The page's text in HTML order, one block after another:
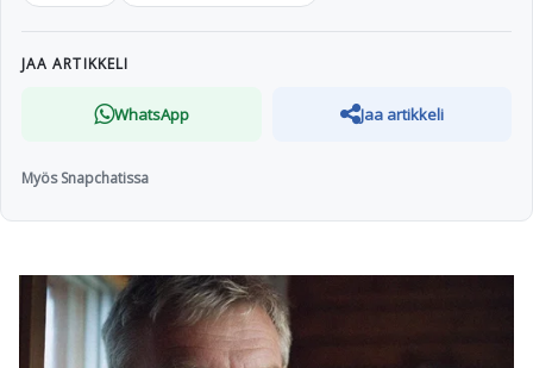
JAA ARTIKKELI
WhatsApp Jaa artikkeli
Myös Snapchatissa